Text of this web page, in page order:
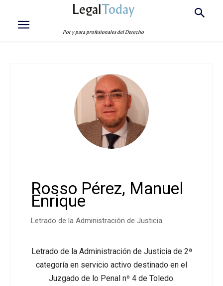
LegalToday
Por y para profesionales del Derecho
Rosso Pérez, Manuel
Enrique
Letrado de la Administración de Justicia.
Letrado de la Administración de Justicia de 2ª
categoría en servicio activo destinado en el
Juzgado de lo Penal nº 4 de Toledo.